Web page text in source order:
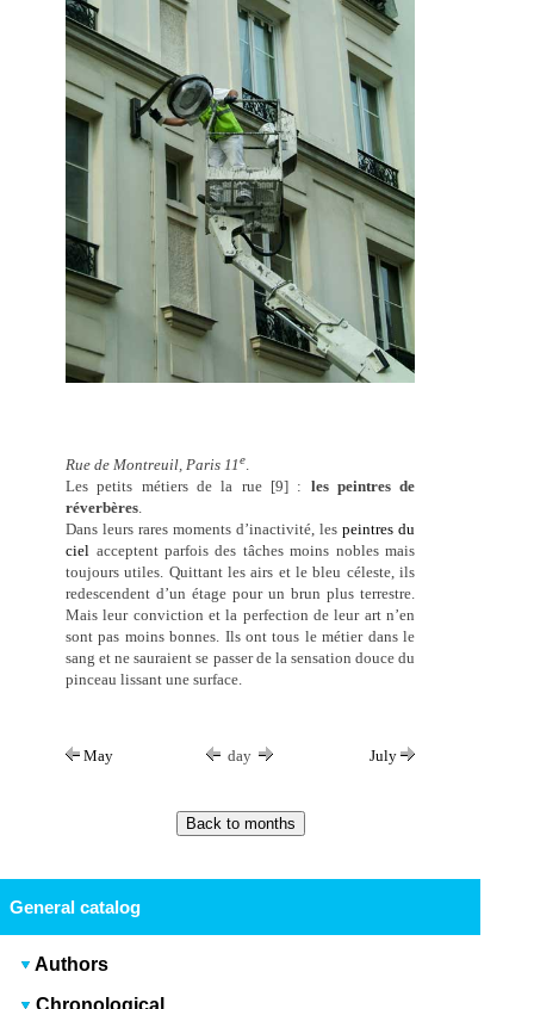
Rue de Montreuil, Paris 11e.
Les petits métiers de la rue [9] : les peintres de
réverbères.
Dans leurs rares moments d’inactivité, lespeintres du
ciel acceptent parfois des tâches moins nobles mais
toujours utiles. Quittant les airs et le bleu céleste, ils
redescendent d’un étage pour un brun plus terrestre.
Mais leur conviction et la perfection de leur art n’en
sont pas moins bonnes. Ils ont tous le métier dans le
sang et ne sauraient se passer de la sensation douce du
pinceau lissant une surface.
May day July
General catalog
Authors
Chronological